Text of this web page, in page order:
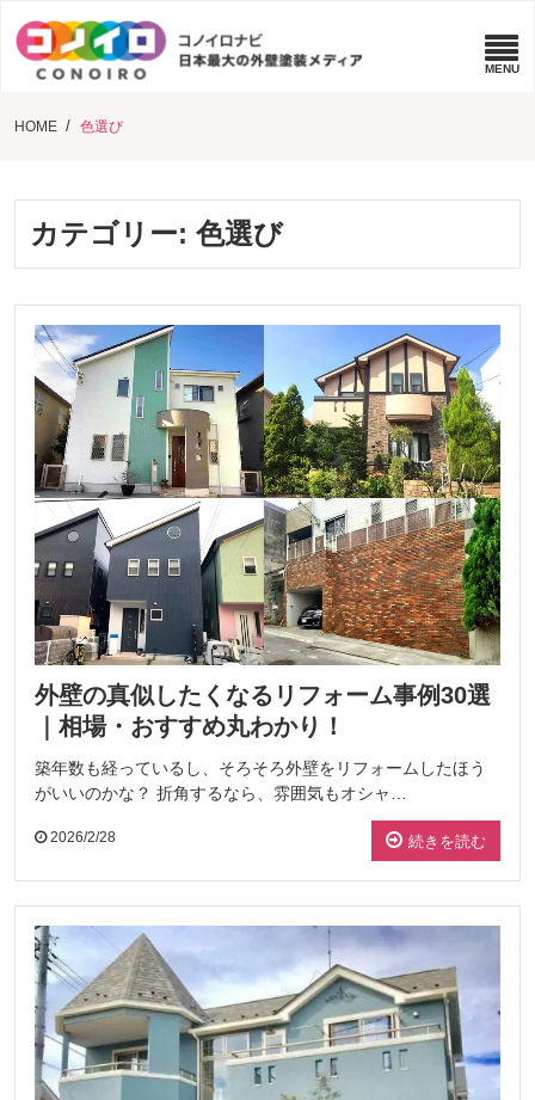
HOME 色選び
カテゴリー: 色選び
外壁の真似したくなるリフォーム事例30選
｜相場・おすすめ丸わかり！
築年数も経っているし、そろそろ外壁をリフォームしたほう
がいいのかな？ 折角するなら、雰囲気もオシャ…
2026/2/28 続きを読む